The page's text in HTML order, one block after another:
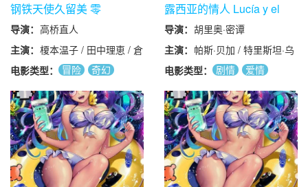
钢铁天使久留美 零
导演： 高桥直人
主演： 榎本温子 / 田中理恵 / 倉
田雅世 / 南央美
电影类型： 冒险
奇幻
喜剧
爱情
露西亚的情人 Lucía y el
sexo (2001)
导演： 胡里奥·密谭
主演： 帕斯·贝加 / 特里斯坦·乌
罗阿 / 纳瓦·尼姆利 / 丹
尼尔弗莱雷 / 埃伦娜·安
纳亚 /
电影类型： 剧情 爱情